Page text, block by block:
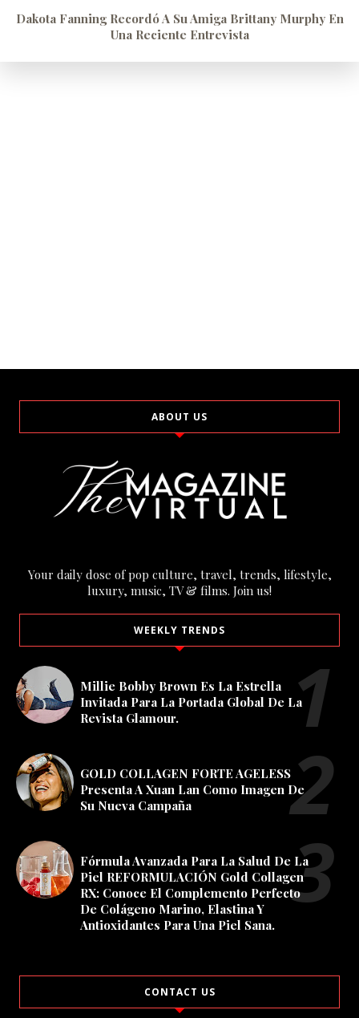
Dakota Fanning Recordó A Su Amiga Brittany Murphy En
Una Reciente Entrevista
ABOUT US
Your daily dose of pop culture, travel, trends, lifestyle,
luxury, music, TV & films. Join us!
WEEKLY TRENDS
Millie Bobby Brown Es La Estrella
Invitada Para La Portada Global De La
Revista Glamour.
GOLD COLLAGEN FORTE AGELESS
Presenta A Xuan Lan Como Imagen De
Su Nueva Campaña
Fórmula Avanzada Para La Salud De La
Piel REFORMULACIÓN Gold Collagen
RX: Conoce El Complemento Perfecto
De Colágeno Marino, Elastina Y
Antioxidantes Para Una Piel Sana.
CONTACT US